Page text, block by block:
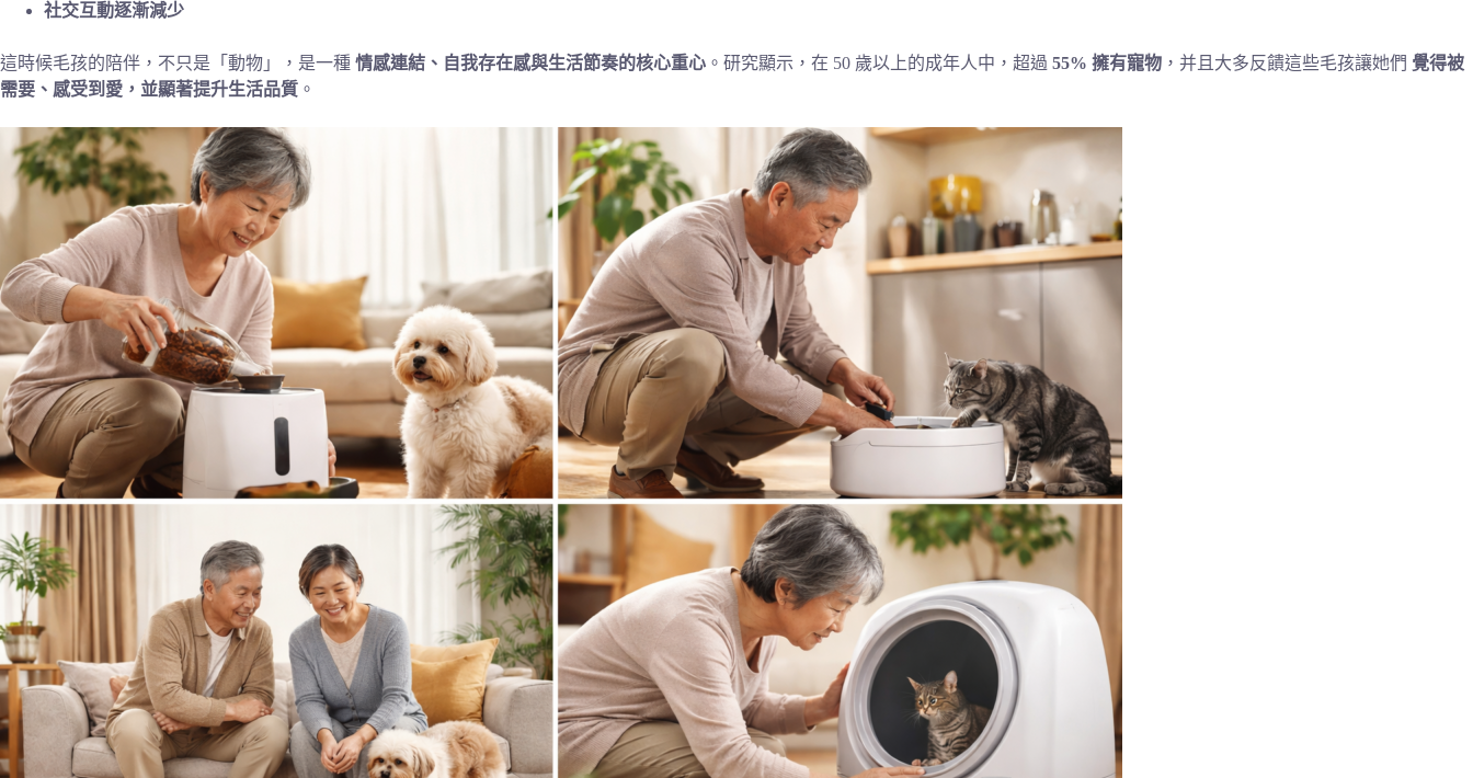
社交互動逐漸減少
這時候毛孩的陪伴，不只是「動物」，是一種 情感連結、自我存在感與生活節奏的核心重心 。研究顯示，在 50 歲以上的成年人中，超過 55% 擁有寵物 ，并且大多反饋這些毛孩讓她們 覺得被
需要、感受到愛，並顯著提升生活品質 。